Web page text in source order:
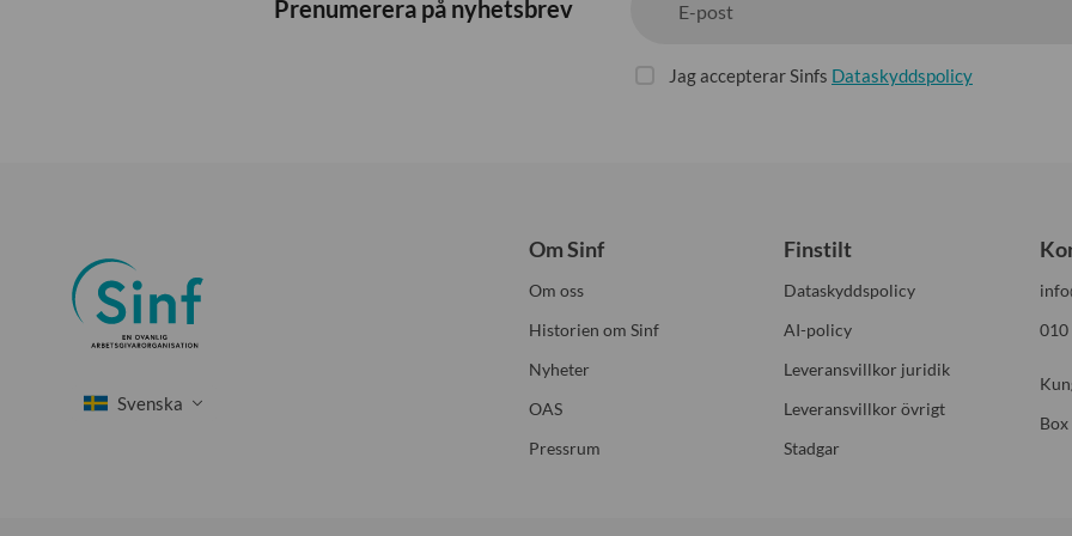
Prenumerera på nyhetsbrev E-post
Jag accepterar Sinfs Dataskyddspolicy
Om Sinf
Om oss
Historien om Sinf
Nyheter
OAS
Pressrum
Finstilt
Dataskyddspolicy
AI-policy
Leveransvillkor juridik
Leveransvillkor övrigt
Stadgar
010